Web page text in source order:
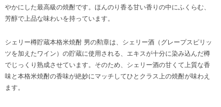
やかにした最高級の焼酎です。ほんのり香る甘い香りの中にふくらむ、
芳醇で上品な味わいを持っています。
シェリー樽貯蔵本格米焼酎 男の勲章は、シェリー酒（グレープスピリッ
ツを加えたワイン）の貯蔵に使用される、エキスが十分に染み込んだ樽
でじっくり熟成させています。そのため、シェリー酒の甘くて上質な香
味と本格米焼酎の香味が絶妙にマッチしてひとクラス上の焼酎が味わえ
ます。